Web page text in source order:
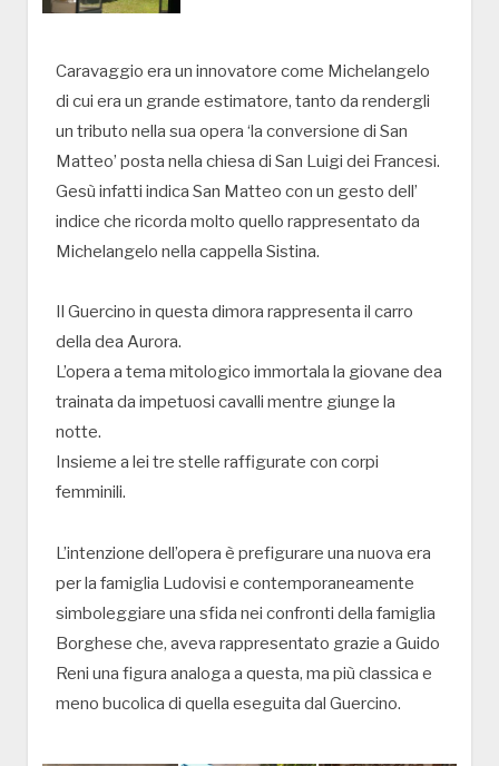
Caravaggio era un innovatore come Michelangelo
di cui era un grande estimatore, tanto da rendergli
un tributo nella sua opera ‘la conversione di San
Matteo’ posta nella chiesa di San Luigi dei Francesi.
Gesù infatti indica San Matteo con un gesto dell’
indice che ricorda molto quello rappresentato da
Michelangelo nella cappella Sistina.
Il Guercino in questa dimora rappresenta il carro
della dea Aurora.
L’opera a tema mitologico immortala la giovane dea
trainata da impetuosi cavalli mentre giunge la
notte.
Insieme a lei tre stelle raffigurate con corpi
femminili.
L’intenzione dell’opera è prefigurare una nuova era
per la famiglia Ludovisi e contemporaneamente
simboleggiare una sfida nei confronti della famiglia
Borghese che, aveva rappresentato grazie a Guido
Reni una figura analoga a questa, ma più classica e
meno bucolica di quella eseguita dal Guercino.